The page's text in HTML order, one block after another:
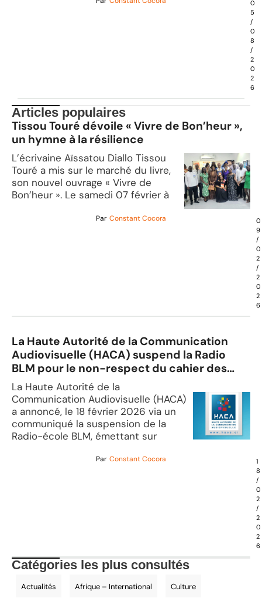
0
5
/
0
8
/
2
0
2
6
Articles populaires
Tissou Touré dévoile « Vivre de Bon’heur »,
un hymne à la résilience
L’écrivaine Aïssatou Diallo Tissou
Touré a mis sur le marché du livre,
son nouvel ouvrage « Vivre de
Bon’heur ». Le samedi 07 février à
Par Constant Cocora
0
9
/
0
2
/
2
0
2
6
La Haute Autorité de la Communication
Audiovisuelle (HACA) suspend la Radio
BLM pour le non-respect du cahier des
charges
La Haute Autorité de la
Communication Audiovisuelle (HACA)
a annoncé, le 18 février 2026 via un
communiqué la suspension de la
Radio-école BLM, émettant sur
Par Constant Cocora
1
8
/
0
2
/
2
0
2
6
Catégories les plus consultés
Actualités Afrique – International Culture